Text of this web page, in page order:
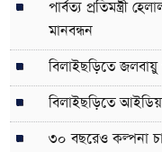
পার্বত্য প্রতিমন্ত্রী
মানবন্ধন
বিলাইছড়িতে জলবায়ু
বিলাইছড়িতে
৩০ বছরেও কল্পনা